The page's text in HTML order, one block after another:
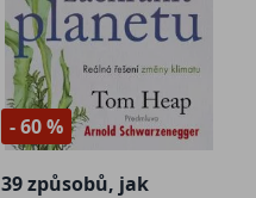
- 60 %
39 způsobů, jak